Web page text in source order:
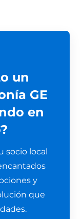
un
GE
en
socio local
y
que